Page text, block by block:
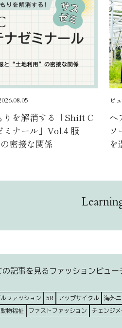
りを解消する「Shift C
ミナール」Vol.4 服
の密接な関係
ビ
ヘ
を
の記事を見る ファッションビュー
ファッション 5R アップサイクル 海外
動物福祉 ファストファッション チェンジ